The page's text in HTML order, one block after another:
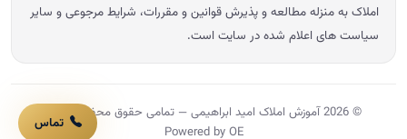
املاک به منزله مطالعه و پذیرش قوانین و مقررات، شرایط مرجوعی و سایر
سیاست های اعلام شده در سایت است.
© 2026 آموزش املاک امید ابراهیمی — تمامی حقوق محفوظ است.
Powered by OE
تماس